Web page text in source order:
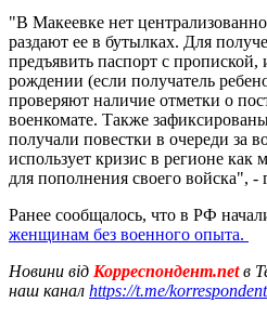
"В Макеевке нет
раздают ее в бутылках. Для
предъявить паспорт с пропиской,
рождении (если получатель
проверяют наличие отметки о
военкомате. Также
получали повестки в очереди за
использует кризис в регионе
для пополнения своего войска", -
Ранее сообщалось, что в РФ
женщинам без военного опыта.
Новини від Корреспондент.netв
наш канал https://t.me/